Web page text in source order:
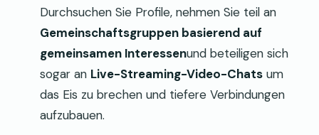
Durchsuchen Sie Profile, nehmen Sie teil an
Gemeinschaftsgruppen basierend auf
gemeinsamen Interessenund beteiligen sich
sogar an Live-Streaming-Video-Chats um
das Eis zu brechen und tiefere Verbindungen
aufzubauen.